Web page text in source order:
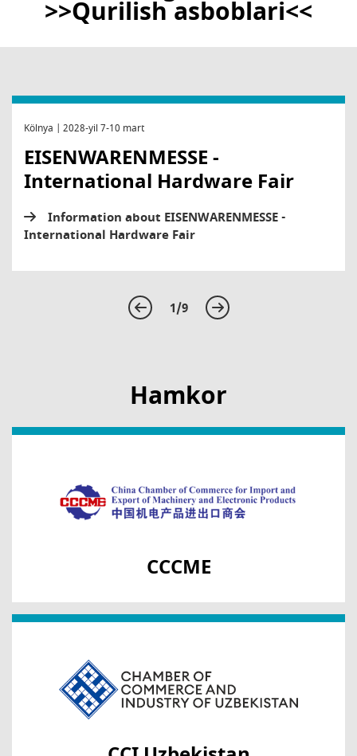
>>Qurilish asboblari<<
Kölnya | 2028-yil 7-10 mart
EISENWARENMESSE -
International Hardware Fair
Information about EISENWARENMESSE -
International Hardware Fair
1/9
Hamkor
CCCME